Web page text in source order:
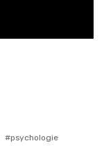
psychologie